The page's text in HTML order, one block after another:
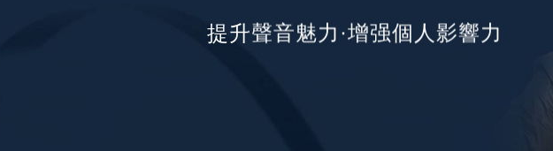
提升聲音魅力·增强個人影響力